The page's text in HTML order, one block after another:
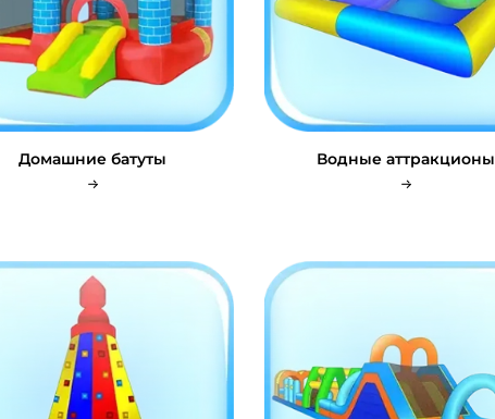
Домашние батуты Водные аттракционы